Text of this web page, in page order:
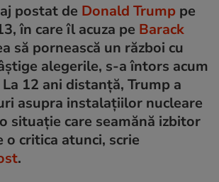
postat de Donald Trump pe
în care îl acuza pe Barack
să pornească un război cu
alegerile, s-a întors acum
12 ani distanță, Trump a
asupra instalațiilor nucleare
situație care seamănă izbitor
o critica atunci, scrie
.